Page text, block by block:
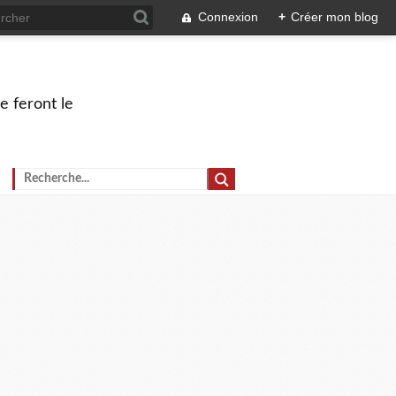
Connexion + Créer mon blog
feront le